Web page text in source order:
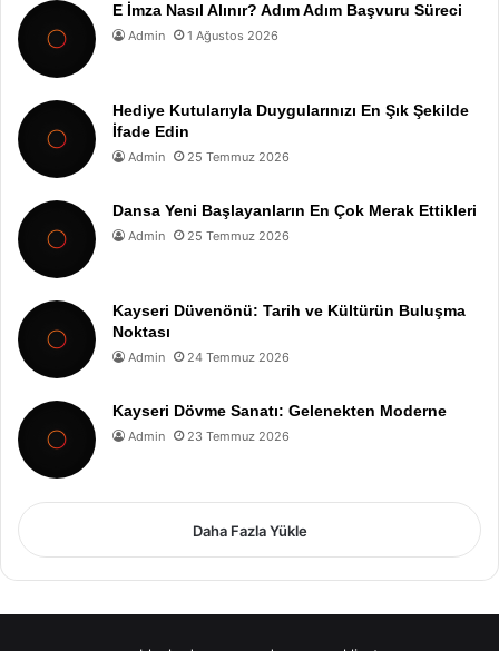
E İmza Nasıl Alınır? Adım Adım Başvuru Süreci
Admin 1 Ağustos 2026
Hediye Kutularıyla Duygularınızı En Şık Şekilde
İfade Edin
Admin 25 Temmuz 2026
Dansa Yeni Başlayanların En Çok Merak Ettikleri
Admin 25 Temmuz 2026
Kayseri Düvenönü: Tarih ve Kültürün Buluşma
Noktası
Admin 24 Temmuz 2026
Kayseri Dövme Sanatı: Gelenekten Moderne
Admin 23 Temmuz 2026
Daha Fazla Yükle